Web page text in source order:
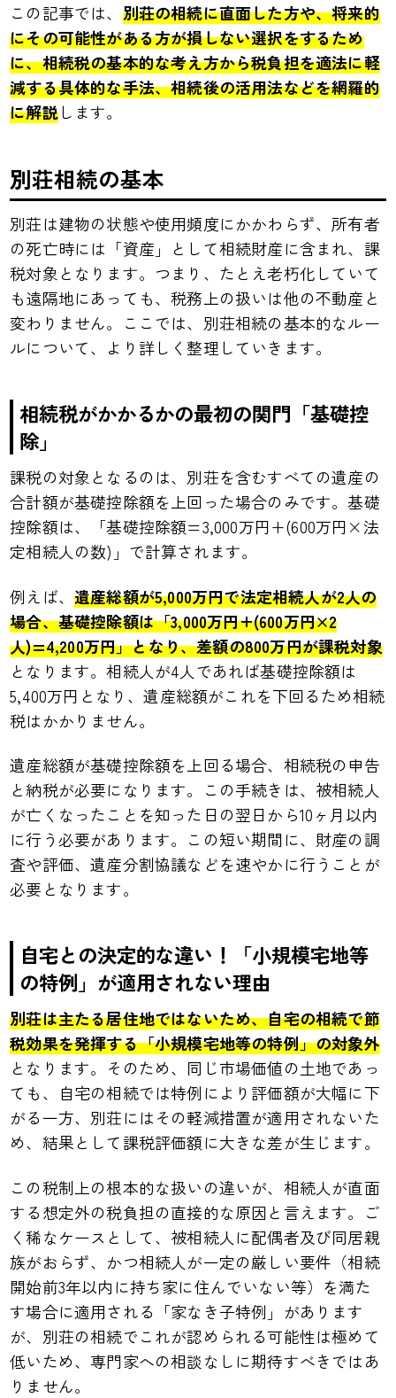
この記事では、 別荘の相続に直面した方や、将来的
にその可能性がある方が損しない選択をするため
に、相続税の基本的な考え方から税負担を適法に軽
減する具体的な手法、相続後の活用法などを網羅的
に解説します。
別荘相続の基本
別荘は建物の状態や使用頻度にかかわらず、所有者
の死亡時には「資産」として相続財産に含まれ、課
税対象となります。つまり、たとえ老朽化していて
も遠隔地にあっても、税務上の扱いは他の不動産と
変わりません。ここでは、別荘相続の基本的なルー
ルについて、より詳しく整理していきます。
相続税がかかるかの最初の関門「基礎控
除」
課税の対象となるのは、別荘を含むすべての遺産の
合計額が基礎控除額を上回った場合のみです。基礎
控除額は、「基礎控除額=3,000万円+(600万円×法
定相続人の数)」で計算されます。
例えば、遺産総額が5,000万円で法定相続人が2人の
場合、基礎控除額は「3,000万円+(600万円×2
人)=4,200万円」となり、差額の800万円が課税対象
となります。相続人が4人であれば基礎控除額は
5,400万円となり、遺産総額がこれを下回るため相続
税はかかりません。
遺産総額が基礎控除額を上回る場合、相続税の申告
と納税が必要になります。この手続きは、被相続人
が亡くなったことを知った日の翌日から10ヶ月以内
に行う必要があります。この短い期間に、財産の調
査や評価、遺産分割協議などを速やかに行うことが
必要となります。
自宅との決定的な違い！「小規模宅地等
の特例」が適用されない理由
別荘は主たる居住地ではないため、自宅の相続で節
税効果を発揮する「小規模宅地等の特例」の対象外
となります。そのため、同じ市場価値の土地であっ
ても、自宅の相続では特例により評価額が大幅に下
がる一方、別荘にはその軽減措置が適用されないた
め、結果として課税評価額に大きな差が生じます。
この税制上の根本的な扱いの違いが、相続人が直面
する想定外の税負担の直接的な原因と言えます。ご
く稀なケースとして、被相続人に配偶者及び同居親
族がおらず、かつ相続人が一定の厳しい要件（相続
開始前3年以内に持ち家に住んでいない等）を満た
す場合に適用される「家なき子特例」があります
が、別荘の相続でこれが認められる可能性は極めて
低いため、専門家への相談なしに期待すべきではあ
りません。